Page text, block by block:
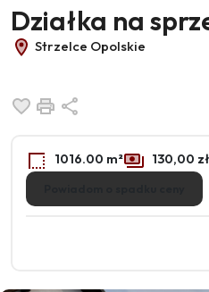
Działka na
Strzelce Opolskie
Dodaj do ulubionych
Drukuj
1016.00 m² 130,00